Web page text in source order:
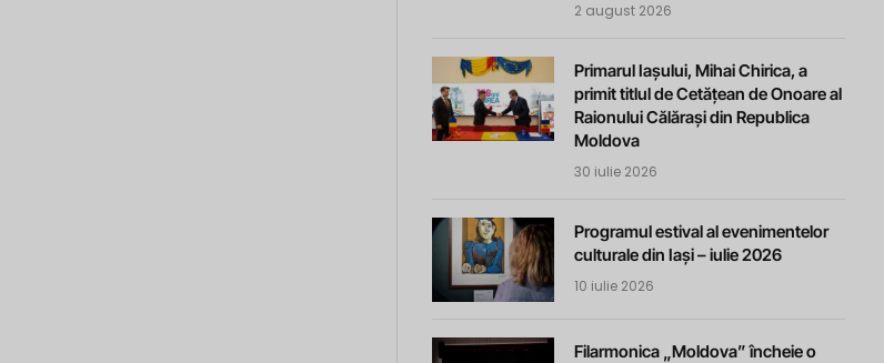
2 august 2026
Primarul Iașului, Mihai Chirica, a
primit titlul de Cetățean de Onoare al
Raionului Călărași din Republica
Moldova
30 iulie 2026
Programul estival al evenimentelor
culturale din Iași – iulie 2026
10 iulie 2026
Filarmonica „Moldova” încheie o